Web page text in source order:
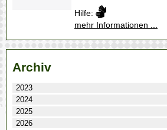
Hilfe:
mehr Informationen ...
Archiv
2023
2024
2025
2026